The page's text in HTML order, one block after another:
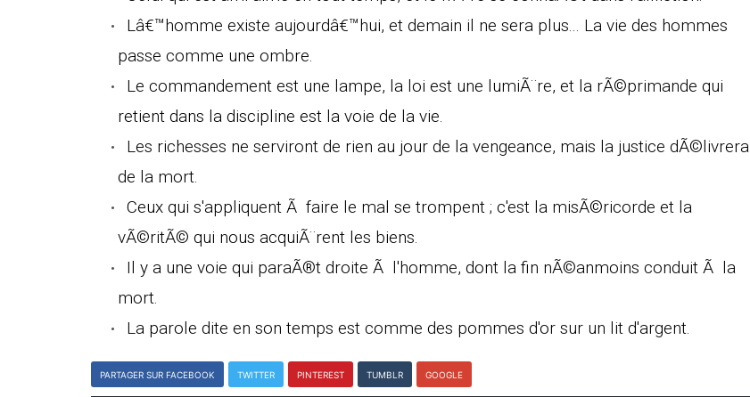
Lâ€™homme existe aujourdâ€™hui, et demain il ne sera plus... La vie des hommes
passe comme une ombre.
Le commandement est une lampe, la loi est une lumiÃ¨re, et la rÃ©primande qui
retient dans la discipline est la voie de la vie.
Les richesses ne serviront de rien au jour de la vengeance, mais la justice dÃ©livrera
de la mort.
Ceux qui s'appliquent Ã faire le mal se trompent ; c'est la misÃ©ricorde et la
vÃ©ritÃ© qui nous acquiÃ¨rent les biens.
Il y a une voie qui paraÃ®t droite Ã l'homme, dont la fin nÃ©anmoins conduit Ã la
mort.
La parole dite en son temps est comme des pommes d'or sur un lit d'argent.
PARTAGER SUR FACEBOOK TWITTER PINTEREST TUMBLR GOOGLE